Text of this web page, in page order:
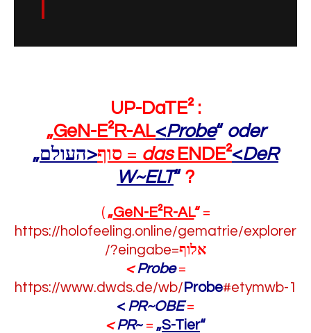
UP-DaTE² :
„GeN-E²R-AL<Probe“ oder
„
סוף<העולם = dasENDE²<DeR
W~ELT“ ?
( „GeN-E²R-AL“ =
https://holofeeling.online/gematrie/explorer
/?eingabe=אלוף
<Probe =
https://www.dwds.de/wb/ Probe#etymwb-1
< PR~OBE =
<PR~ = „S-Tier“